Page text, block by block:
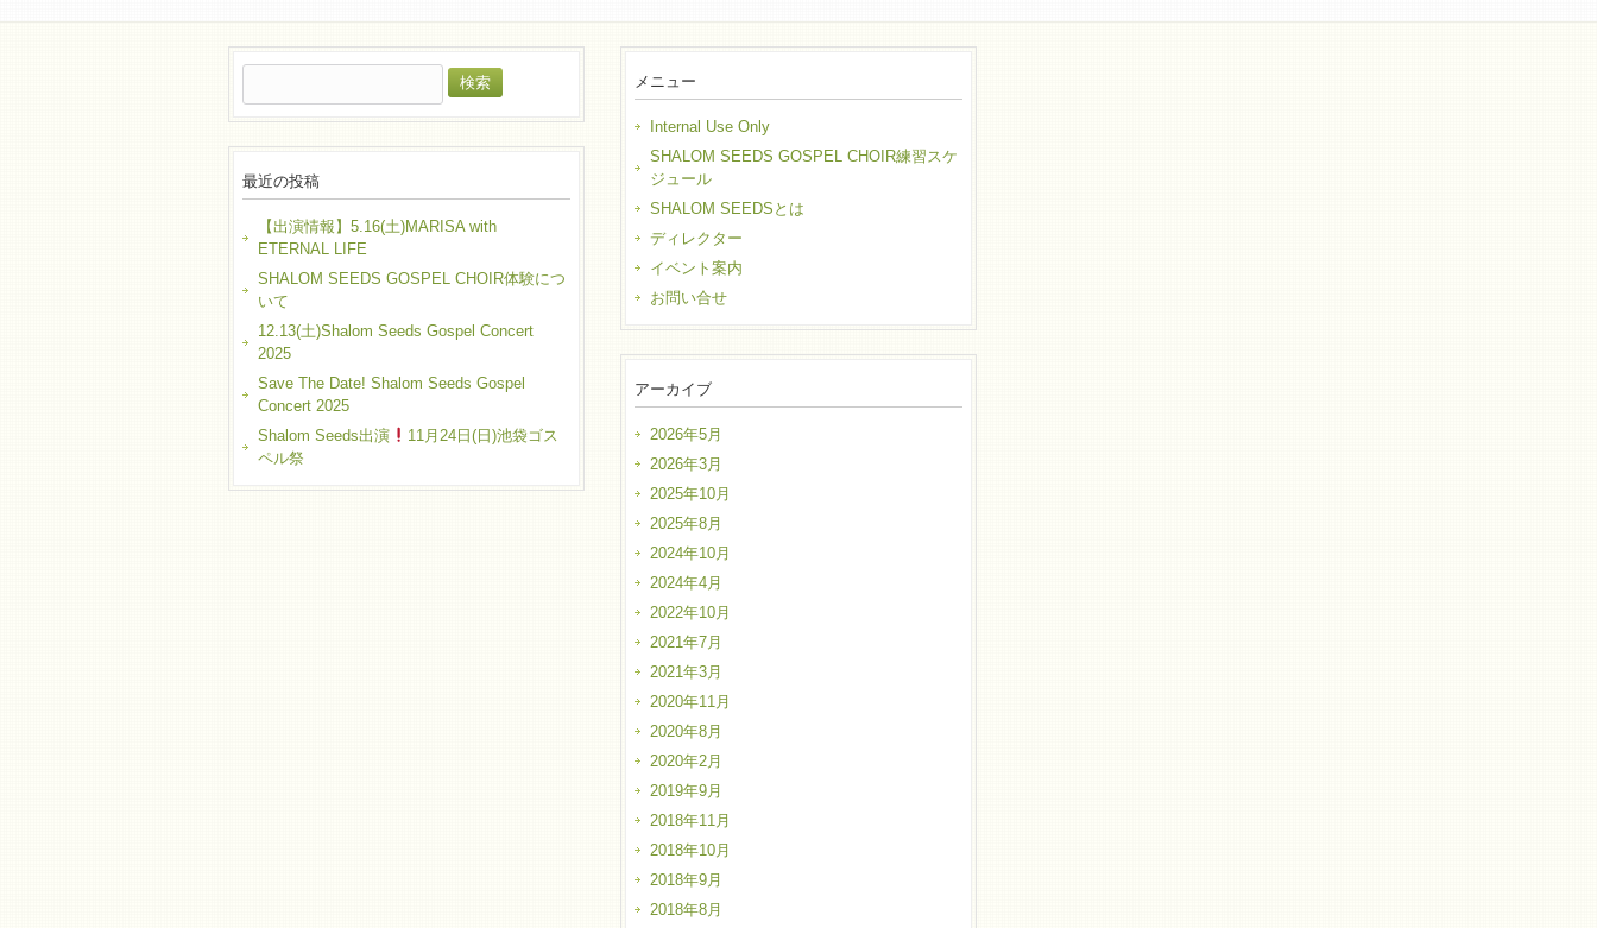
最近の投稿
【出演情報】5.16(土)MARISA with
ETERNAL LIFE
SHALOM SEEDS GOSPEL CHOIR体験につ
いて
12.13(土)Shalom Seeds Gospel Concert
2025
Save The Date! Shalom Seeds Gospel
Concert 2025
Shalom Seeds出演
11月24日(日)池袋ゴス
ペル祭
メニュー
Internal Use Only
SHALOM SEEDS GOSPEL CHOIR練習スケ
ジュール
SHALOM SEEDSとは
ディレクター
イベント案内
お問い合せ
アーカイブ
2026年5月
2026年3月
2025年10月
2025年8月
2024年10月
2024年4月
2022年10月
2021年7月
2021年3月
2020年11月
2020年8月
2020年2月
2019年9月
2018年11月
2018年10月
2018年9月
2018年8月